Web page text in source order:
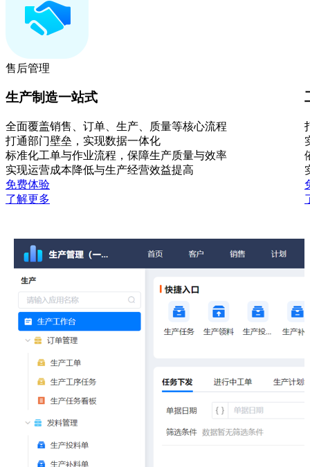
售后管理
生产制造一站式
全面覆盖销售、订单、生产、质量等核心流程
打通部门壁垒，实现数据一体化
标准化工单与作业流程，保障生产质量与效率
实现运营成本降低与生产经营效益提高
免费体验
了解更多